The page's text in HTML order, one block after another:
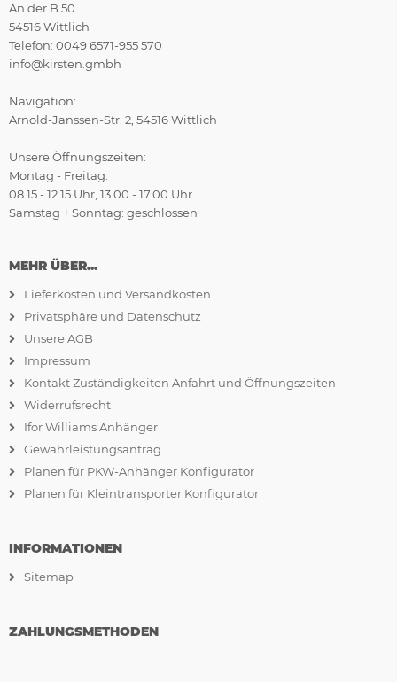
An der B 50
54516 Wittlich
Telefon: 0049 6571-955 570
info@kirsten.gmbh
Navigation:
Arnold-Janssen-Str. 2, 54516 Wittlich
Unsere Öffnungszeiten:
Montag - Freitag:
08.15 - 12.15 Uhr, 13.00 - 17.00 Uhr
Samstag + Sonntag: geschlossen
MEHR ÜBER...
Lieferkosten und Versandkosten
Privatsphäre und Datenschutz
Unsere AGB
Impressum
Kontakt Zuständigkeiten Anfahrt und Öffnungszeiten
Widerrufsrecht
Ifor Williams Anhänger
Gewährleistungsantrag
Planen für PKW-Anhänger Konfigurator
Planen für Kleintransporter Konfigurator
INFORMATIONEN
Sitemap
ZAHLUNGSMETHODEN